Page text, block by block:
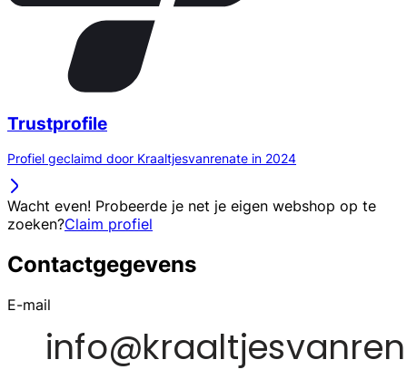
Trustprofile
Profiel geclaimd door Kraaltjesvanrenate in 2024
Wacht even! Probeerde je net je eigen webshop op te
zoeken?Claim profiel
Contactgegevens
E-mail